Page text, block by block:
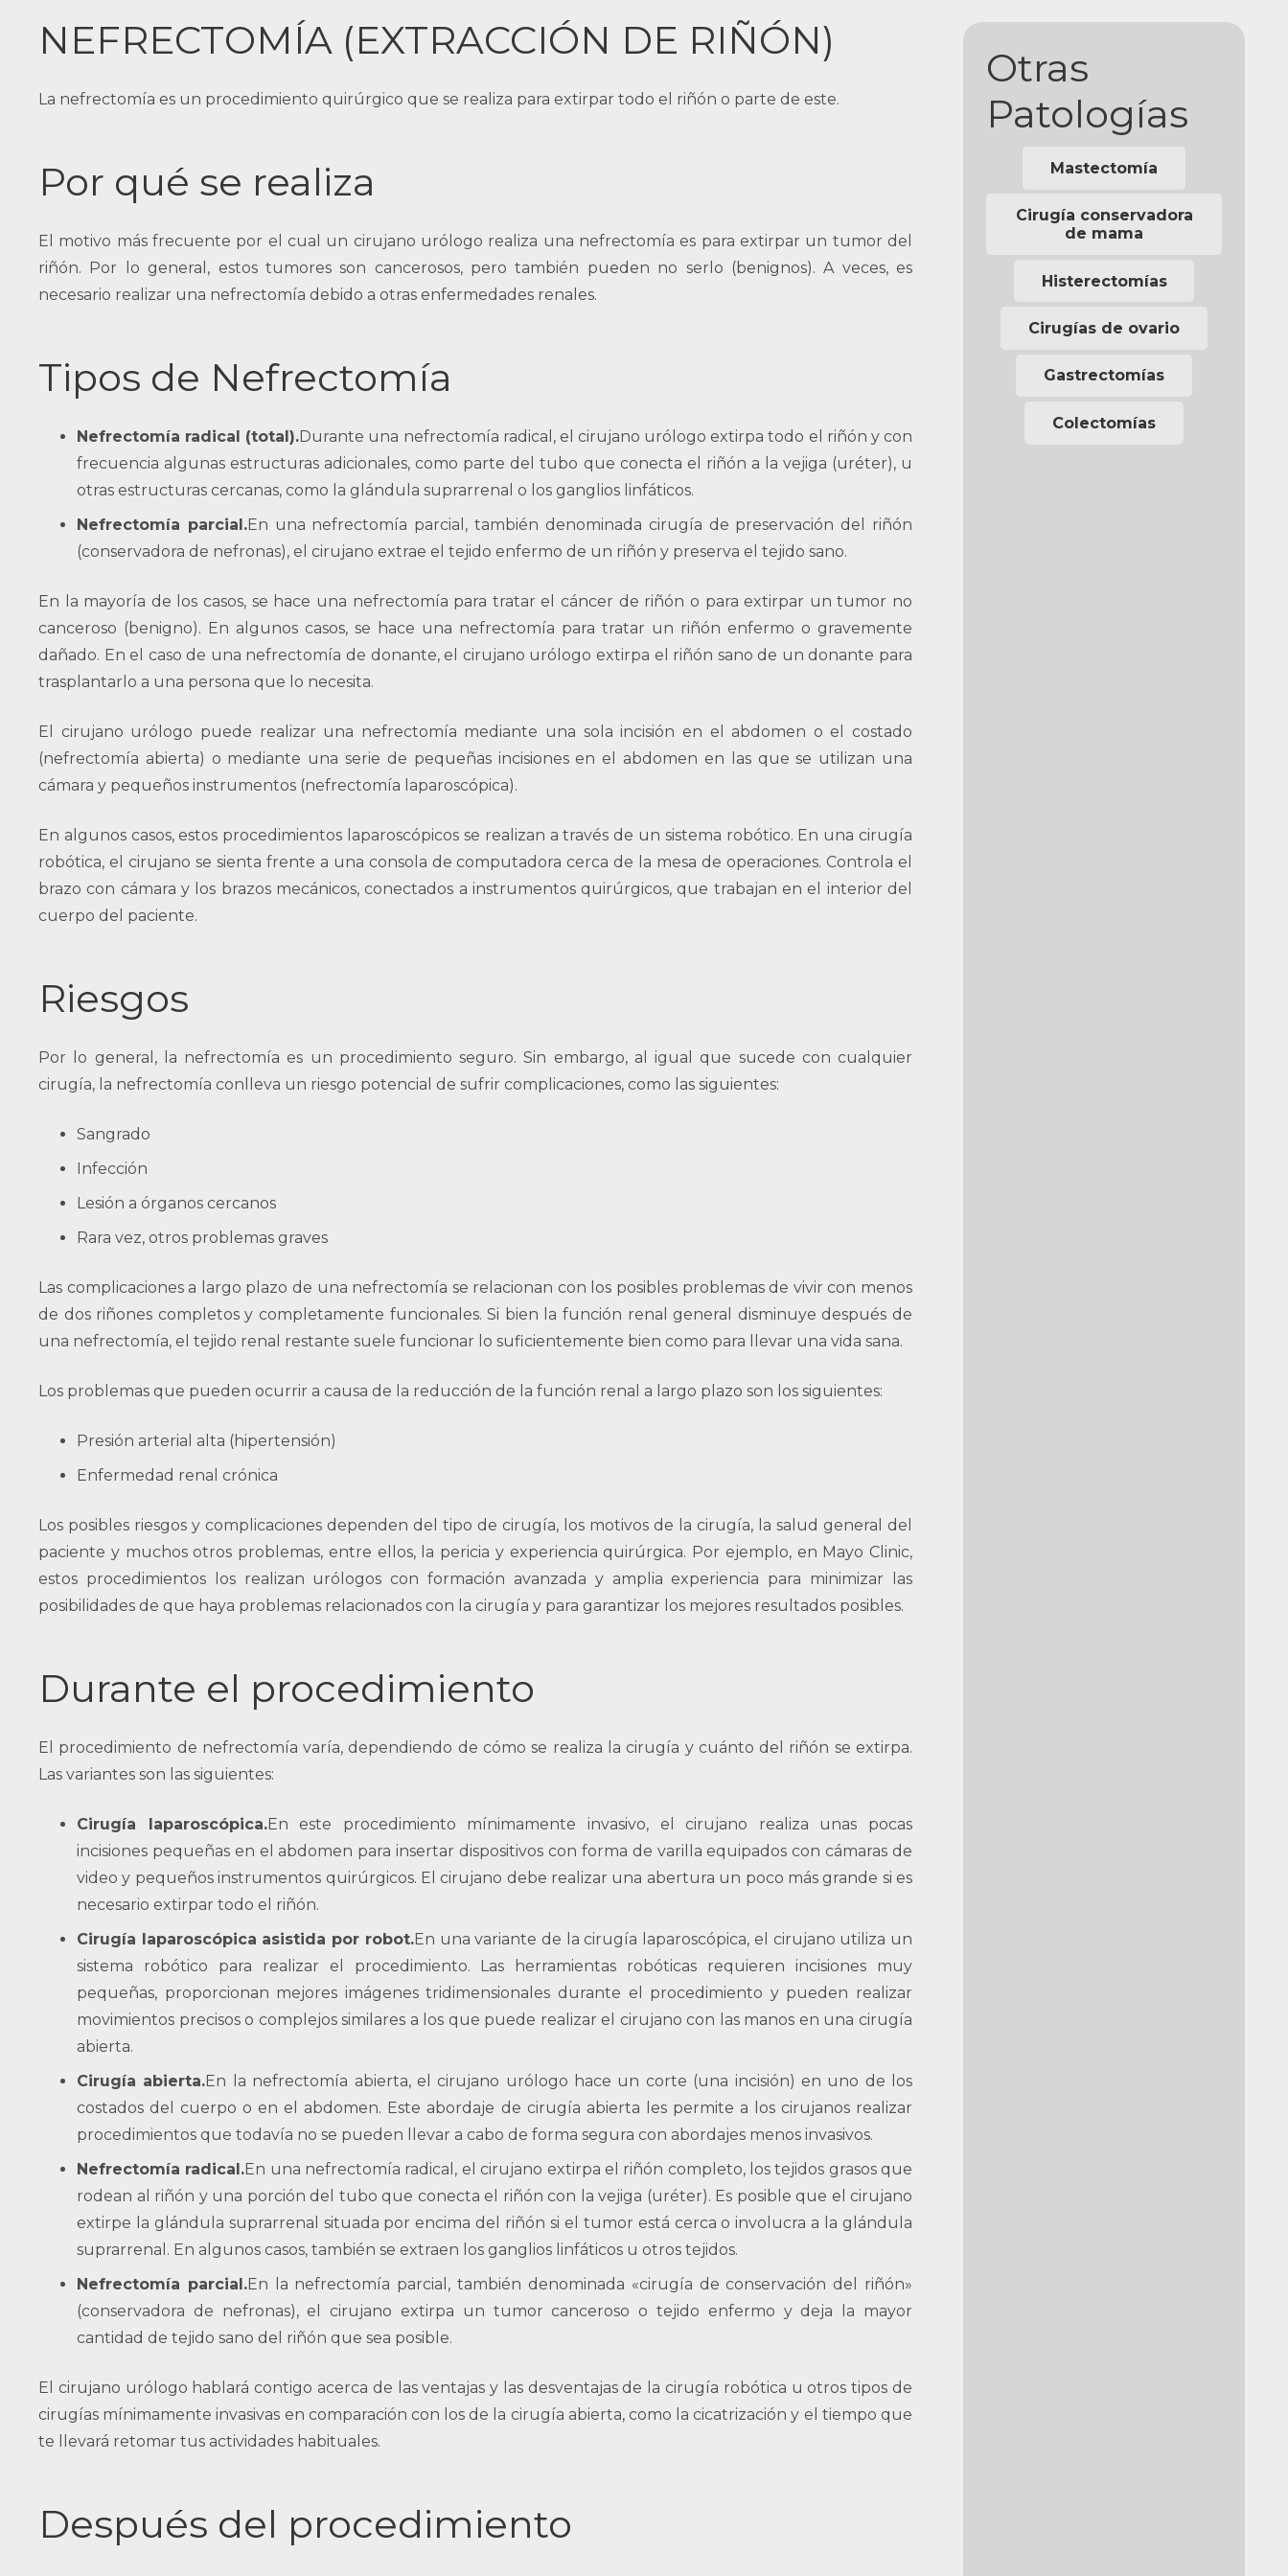
NEFRECTOMÍA (EXTRACCIÓN DE RIÑÓN)
La nefrectomía es un procedimiento quirúrgico que se realiza para extirpar todo el riñón o parte de este.
Por qué se realiza
El motivo más frecuente por el cual un cirujano urólogo realiza una nefrectomía es para extirpar un tumor del
riñón. Por lo general, estos tumores son cancerosos, pero también pueden no serlo (benignos). A veces, es
necesario realizar una nefrectomía debido a otras enfermedades renales.
Tipos de Nefrectomía
Nefrectomía radical (total).Durante una nefrectomía radical, el cirujano urólogo extirpa todo el riñón y con
frecuencia algunas estructuras adicionales, como parte del tubo que conecta el riñón a la vejiga (uréter), u
otras estructuras cercanas, como la glándula suprarrenal o los ganglios linfáticos.
Nefrectomía parcial.En una nefrectomía parcial, también denominada cirugía de preservación del riñón
(conservadora de nefronas), el cirujano extrae el tejido enfermo de un riñón y preserva el tejido sano.
En la mayoría de los casos, se hace una nefrectomía para tratar el cáncer de riñón o para extirpar un tumor no
canceroso (benigno). En algunos casos, se hace una nefrectomía para tratar un riñón enfermo o gravemente
dañado. En el caso de una nefrectomía de donante, el cirujano urólogo extirpa el riñón sano de un donante para
trasplantarlo a una persona que lo necesita.
El cirujano urólogo puede realizar una nefrectomía mediante una sola incisión en el abdomen o el costado
(nefrectomía abierta) o mediante una serie de pequeñas incisiones en el abdomen en las que se utilizan una
cámara y pequeños instrumentos (nefrectomía laparoscópica).
En algunos casos, estos procedimientos laparoscópicos se realizan a través de un sistema robótico. En una cirugía
robótica, el cirujano se sienta frente a una consola de computadora cerca de la mesa de operaciones. Controla el
brazo con cámara y los brazos mecánicos, conectados a instrumentos quirúrgicos, que trabajan en el interior del
cuerpo del paciente.
Riesgos
Por lo general, la nefrectomía es un procedimiento seguro. Sin embargo, al igual que sucede con cualquier
cirugía, la nefrectomía conlleva un riesgo potencial de sufrir complicaciones, como las siguientes:
Sangrado
Infección
Lesión a órganos cercanos
Rara vez, otros problemas graves
Las complicaciones a largo plazo de una nefrectomía se relacionan con los posibles problemas de vivir con menos
de dos riñones completos y completamente funcionales. Si bien la función renal general disminuye después de
una nefrectomía, el tejido renal restante suele funcionar lo suficientemente bien como para llevar una vida sana.
Los problemas que pueden ocurrir a causa de la reducción de la función renal a largo plazo son los siguientes:
Presión arterial alta (hipertensión)
Enfermedad renal crónica
Los posibles riesgos y complicaciones dependen del tipo de cirugía, los motivos de la cirugía, la salud general del
paciente y muchos otros problemas, entre ellos, la pericia y experiencia quirúrgica. Por ejemplo, en Mayo Clinic,
estos procedimientos los realizan urólogos con formación avanzada y amplia experiencia para minimizar las
posibilidades de que haya problemas relacionados con la cirugía y para garantizar los mejores resultados posibles.
Durante el procedimiento
El procedimiento de nefrectomía varía, dependiendo de cómo se realiza la cirugía y cuánto del riñón se extirpa.
Las variantes son las siguientes:
Cirugía laparoscópica.En este procedimiento mínimamente invasivo, el cirujano realiza unas pocas
incisiones pequeñas en el abdomen para insertar dispositivos con forma de varilla equipados con cámaras de
video y pequeños instrumentos quirúrgicos. El cirujano debe realizar una abertura un poco más grande si es
necesario extirpar todo el riñón.
Cirugía laparoscópica asistida por robot.En una variante de la cirugía laparoscópica, el cirujano utiliza un
sistema robótico para realizar el procedimiento. Las herramientas robóticas requieren incisiones muy
pequeñas, proporcionan mejores imágenes tridimensionales durante el procedimiento y pueden realizar
movimientos precisos o complejos similares a los que puede realizar el cirujano con las manos en una cirugía
abierta.
Cirugía abierta.En la nefrectomía abierta, el cirujano urólogo hace un corte (una incisión) en uno de los
costados del cuerpo o en el abdomen. Este abordaje de cirugía abierta les permite a los cirujanos realizar
procedimientos que todavía no se pueden llevar a cabo de forma segura con abordajes menos invasivos.
Nefrectomía radical.En una nefrectomía radical, el cirujano extirpa el riñón completo, los tejidos grasos que
rodean al riñón y una porción del tubo que conecta el riñón con la vejiga (uréter). Es posible que el cirujano
extirpe la glándula suprarrenal situada por encima del riñón si el tumor está cerca o involucra a la glándula
suprarrenal. En algunos casos, también se extraen los ganglios linfáticos u otros tejidos.
Nefrectomía parcial.En la nefrectomía parcial, también denominada «cirugía de conservación del riñón»
(conservadora de nefronas), el cirujano extirpa un tumor canceroso o tejido enfermo y deja la mayor
cantidad de tejido sano del riñón que sea posible.
El cirujano urólogo hablará contigo acerca de las ventajas y las desventajas de la cirugía robótica u otros tipos de
cirugías mínimamente invasivas en comparación con los de la cirugía abierta, como la cicatrización y el tiempo que
te llevará retomar tus actividades habituales.
Después del procedimiento
Otras
Patologías
Mastectomía
Cirugía conservadora
de mama
Histerectomías
Cirugías de ovario
Gastrectomías
Colectomías